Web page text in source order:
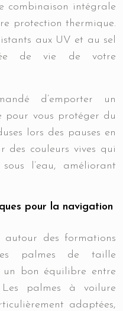
combinaison intégrale
protection thermique.
aux UV et au sel
de vie de votre
d’emporter un
pour vous protéger du
lors des pauses en
des couleurs vives qui
l’eau, améliorant
pour la navigation
autour des formations
palmes de taille
bon équilibre entre
palmes à voilure
adaptées,